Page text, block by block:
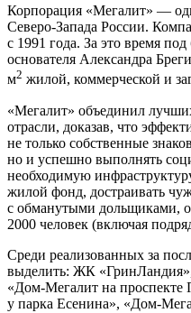
Корпорация «Мегалит» —
Северо-Запада России.
с 1991 года. За это время
основателя Александра
м2 жилой, коммерческой и
«Мегалит» объединил
отрасли, доказав, что
не только собственные
но и успешно выполнять
необходимую
жилой фонд, достраивать
с обманутыми дольщиками,
2000 человек (включая
Среди реализованных за
выделить: ЖК
«Дом-Мегалит на
у парка Есенина», «Дом-